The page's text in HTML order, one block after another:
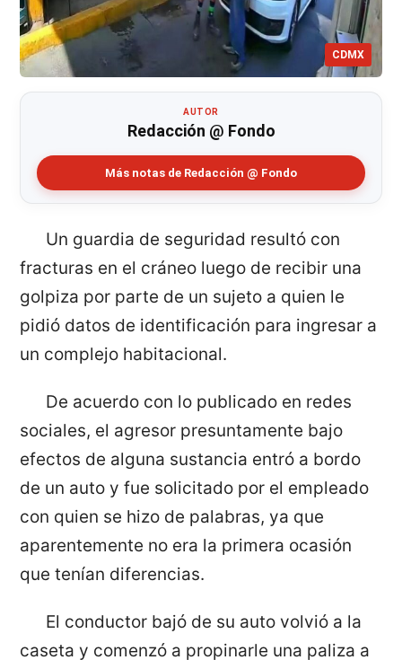
CDMX
AUTOR
Redacción @ Fondo
Más notas de Redacción @ Fondo
Un guardia de seguridad resultó con
fracturas en el cráneo luego de recibir una
golpiza por parte de un sujeto a quien le
pidió datos de identificación para ingresar a
un complejo habitacional.
De acuerdo con lo publicado en redes
sociales, el agresor presuntamente bajo
efectos de alguna sustancia entró a bordo
de un auto y fue solicitado por el empleado
con quien se hizo de palabras, ya que
aparentemente no era la primera ocasión
que tenían diferencias.
El conductor bajó de su auto volvió a la
caseta y comenzó a propinarle una paliza a